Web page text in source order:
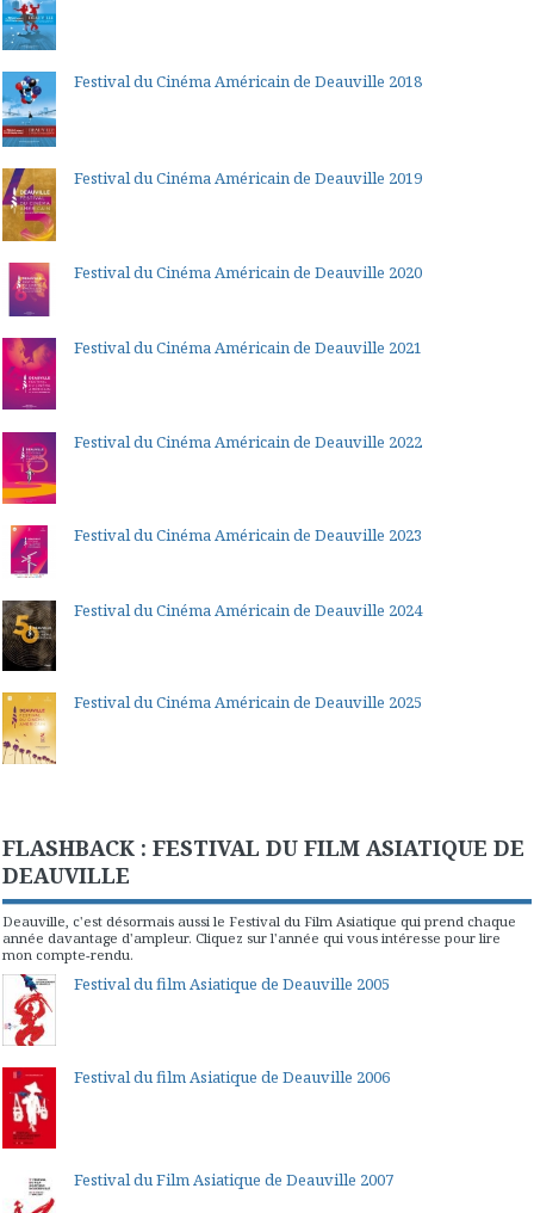
Festival du Cinéma Américain de Deauville 2018
Festival du Cinéma Américain de Deauville 2019
Festival du Cinéma Américain de Deauville 2020
Festival du Cinéma Américain de Deauville 2021
Festival du Cinéma Américain de Deauville 2022
Festival du Cinéma Américain de Deauville 2023
Festival du Cinéma Américain de Deauville 2024
Festival du Cinéma Américain de Deauville 2025
FLASHBACK : FESTIVAL DU FILM ASIATIQUE DE
DEAUVILLE
Deauville, c'est désormais aussi le Festival du Film Asiatique qui prend chaque
année davantage d'ampleur. Cliquez sur l'année qui vous intéresse pour lire
mon compte-rendu.
Festival du film Asiatique de Deauville 2005
Festival du film Asiatique de Deauville 2006
Festival du Film Asiatique de Deauville 2007